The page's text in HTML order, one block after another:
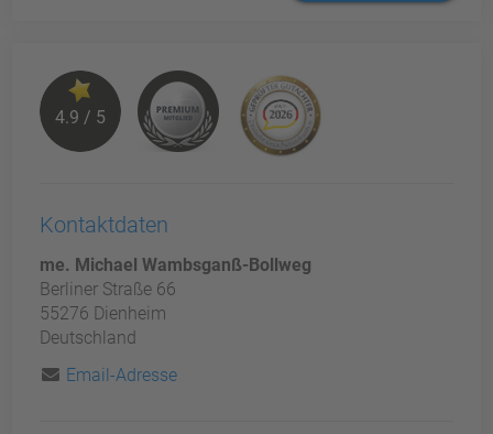
4.9 / 5
Kontaktdaten
me. Michael Wambsganß-Bollweg
Berliner Straße 66
55276 Dienheim
Deutschland
Email-Adresse